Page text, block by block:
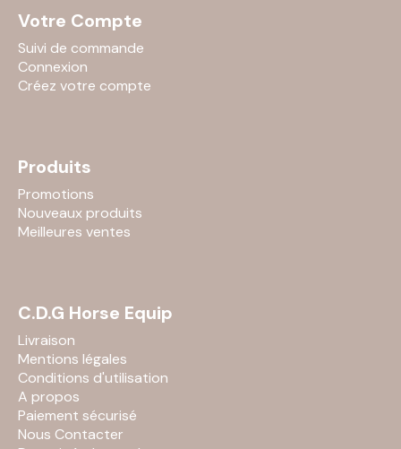
Votre Compte
Suivi de commande
Connexion
Créez votre compte
Produits
Promotions
Nouveaux produits
Meilleures ventes
C.D.G Horse Equip
Livraison
Mentions légales
Conditions d'utilisation
A propos
Paiement sécurisé
Nous Contacter